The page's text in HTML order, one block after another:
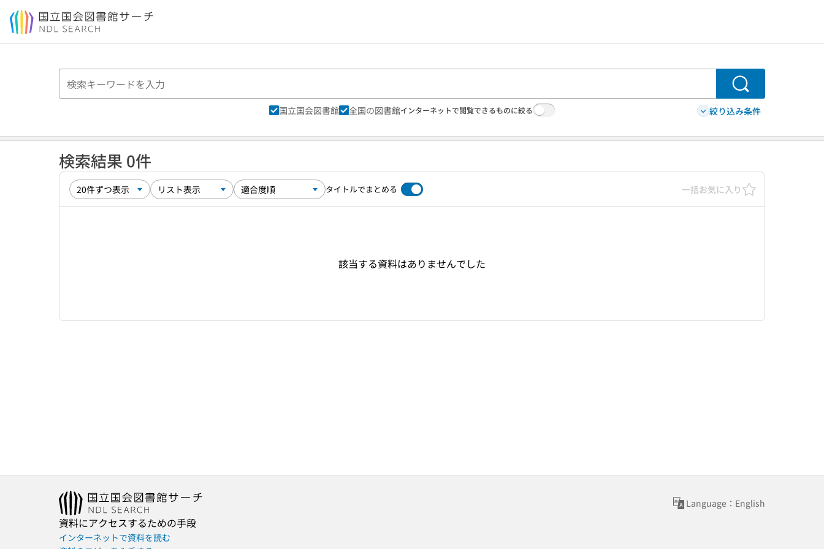
本文へ移動
検索
国立国会図書館 全国の図書館インターネットで閲覧できるものに絞る 絞り込み条件
検索結果 0件
タイトルでまとめる 一括お気に入り
該当する資料はありませんでした
Language：English
資料にアクセスするための手段
インターネットで資料を読む